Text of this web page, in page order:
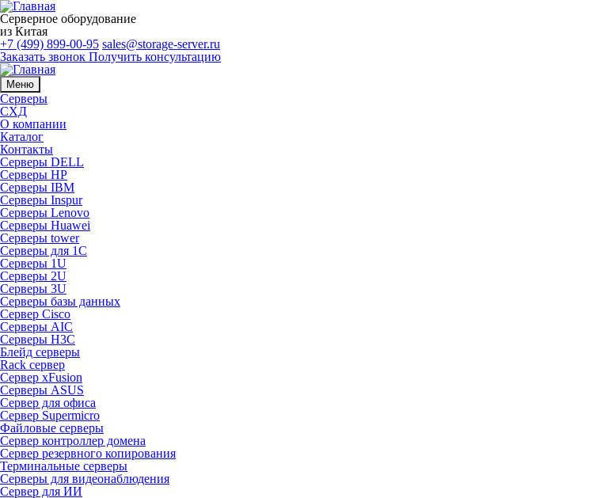
Серверное оборудование
из Китая
+7 (499) 899-00-95 sales@storage-server.ru
Заказать звонок Получить консультацию
Меню
Серверы
СХД
О компании
Каталог
Контакты
Серверы DELL
Серверы HP
Серверы IBM
Серверы Inspur
Серверы Lenovo
Серверы Huawei
Серверы tower
Серверы для 1C
Серверы 1U
Серверы 2U
Серверы 3U
Серверы базы данных
Сервер Cisco
Серверы AIC
Серверы H3C
Блейд серверы
Rack сервер
Сервер xFusion
Серверы ASUS
Сервер для офиса
Сервер Supermicro
Файловые серверы
Сервер контроллер домена
Сервер резервного копирования
Терминальные серверы
Серверы для видеонаблюдения
Сервер для ИИ